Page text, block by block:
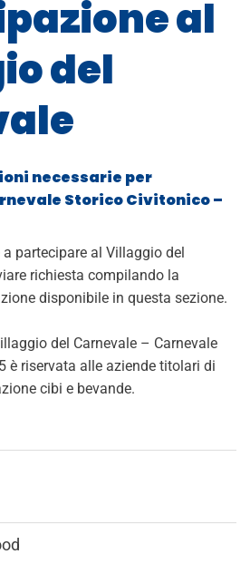
al
del
necessarie per
Storico Civitonico –
partecipare al Villaggio del
richiesta compilando la
disponibile in questa sezione.
del Carnevale – Carnevale
è riservata alle aziende titolari di
cibi e bevande.